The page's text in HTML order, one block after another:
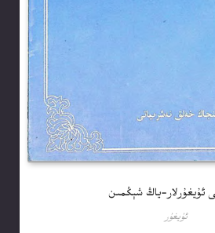
ئۇيغۇرلار-ياڭ شېڭمىن
ئۇيغۇر